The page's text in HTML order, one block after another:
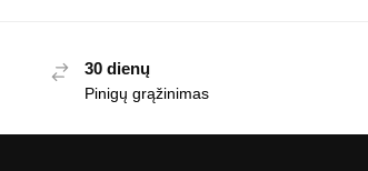
30 dienų
Pinigų grąžinimas